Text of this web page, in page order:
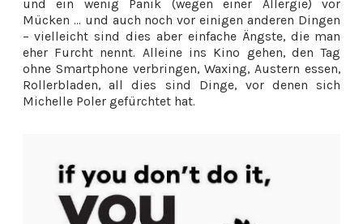
und ein wenig Panik (wegen einer Allergie) vor
Mücken ... und auch noch vor einigen anderen Dingen
– vielleicht sind dies aber einfache Ängste, die man
eher Furcht nennt. Alleine ins Kino gehen, den Tag
ohne Smartphone verbringen, Waxing, Austern essen,
Rollerbladen, all dies sind Dinge, vor denen sich
Michelle Poler gefürchtet hat.